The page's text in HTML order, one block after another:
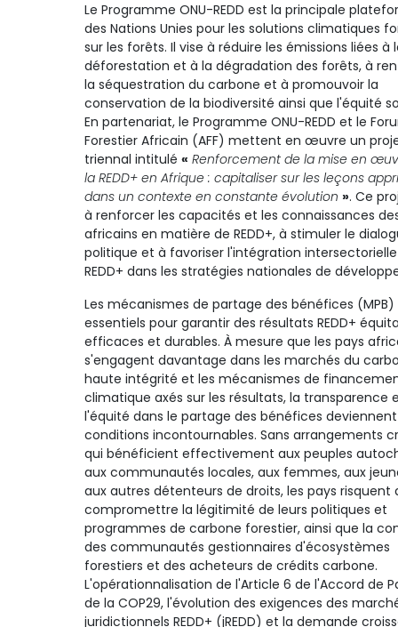
Le Programme ONU-REDD est la principale
des Nations Unies pour les solutions climatiques
sur les forêts. Il vise à réduire les émissions liées à
déforestation et à la dégradation des forêts, à
la séquestration du carbone et à promouvoir la
conservation de la biodiversité ainsi que l'équité
En partenariat, le Programme ONU-REDD et le
Forestier Africain (AFF) mettent en œuvre un
triennal intitulé « Renforcement de la mise en
la REDD+ en Afrique : capitaliser sur les leçons
dans un contexte en constante évolution ». Ce
à renforcer les capacités et les connaissances
africains en matière de REDD+, à stimuler le
politique et à favoriser l'intégration
REDD+ dans les stratégies nationales de
Les mécanismes de partage des bénéfices
essentiels pour garantir des résultats REDD+
efficaces et durables. À mesure que les pays
s'engagent davantage dans les marchés du
haute intégrité et les mécanismes de
climatique axés sur les résultats, la transparence
l'équité dans le partage des bénéfices
conditions incontournables. Sans arrangements
qui bénéficient effectivement aux peuples
aux communautés locales, aux femmes, aux
aux autres détenteurs de droits, les pays risquent
compromettre la légitimité de leurs politiques et
programmes de carbone forestier, ainsi que la
des communautés gestionnaires d'écosystèmes
forestiers et des acheteurs de crédits carbone.
L'opérationnalisation de l'Article 6 de l'Accord de
de la COP29, l'évolution des exigences des
juridictionnels REDD+ (jREDD) et la demande